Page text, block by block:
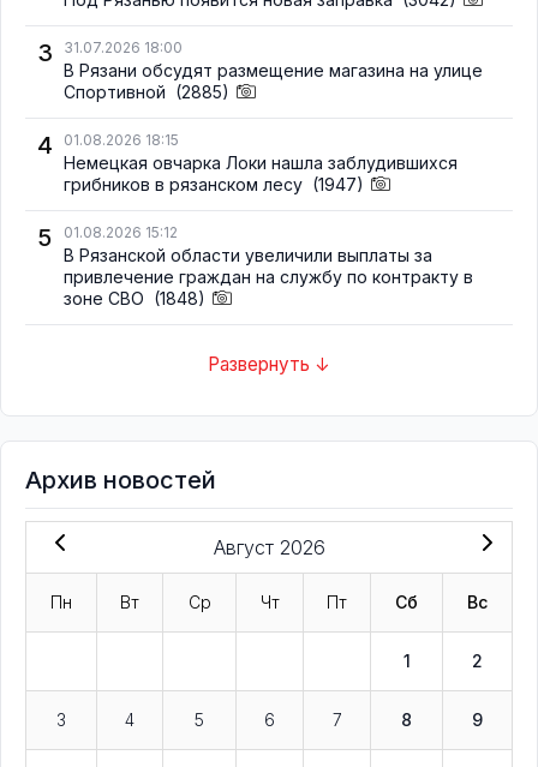
3 31.07.2026 18:00
В Рязани обсудят размещение магазина на улице
Спортивной (2885)
4 01.08.2026 18:15
Немецкая овчарка Локи нашла заблудившихся
грибников в рязанском лесу (1947)
5 01.08.2026 15:12
В Рязанской области увеличили выплаты за
привлечение граждан на службу по контракту в
зоне СВО (1848)
Развернуть ↓
Архив новостей
Август 2026
Пн Вт Ср Чт Пт Сб Вс
1 2
3 4 5 6 7 8 9